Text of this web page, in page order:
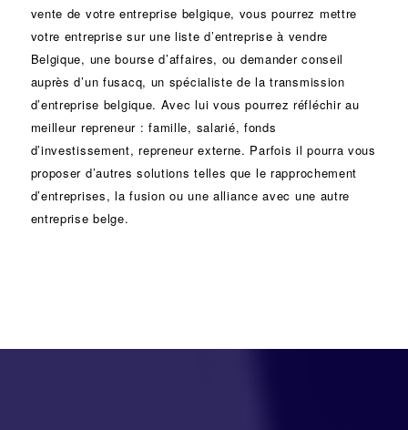
vente de votre entreprise belgique, vous pourrez mettre
votre entreprise sur une liste d’entreprise à vendre
Belgique, unebourse d’affaires, ou demander conseil
auprès d’un fusacq, un spécialiste de latransmission
d’entreprise belgique. Avec lui vous pourrez réfléchir au
meilleur repreneur :famille, salarié, fonds
d’investissement, repreneur externe. Parfois il pourra vous
proposer d’autres solutions telles que le rapprochement
d’entreprises, lafusion ou unealliance avec une autre
entreprise belge.